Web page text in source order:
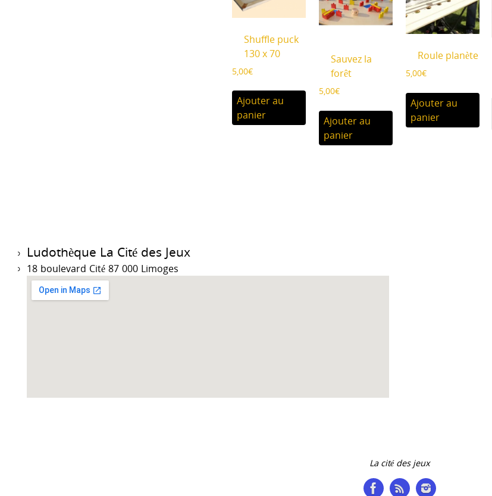
Shuffle puck
130 x 70
5,00€
Ajouter au
panier
Sauvez la
forêt
5,00€
Ajouter au
panier
Roule planète
5,00€
Ajouter au
panier
Ludothèque La Cité des Jeux
18 boulevard Cité 87 000 Limoges
La cité des jeux